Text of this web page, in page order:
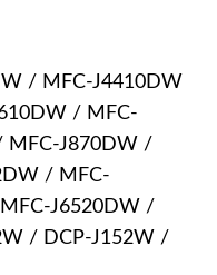
/ MFC-J4410DW
/ MFC-
MFC-J870DW /
/ MFC-
J6520DW /
/ DCP-J152W /